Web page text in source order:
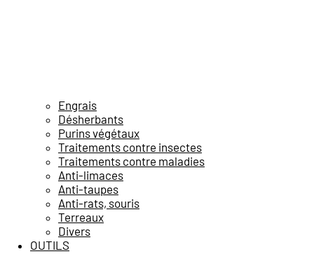
Engrais
Désherbants
Purins végétaux
Traitements contre insectes
Traitements contre maladies
Anti-limaces
Anti-taupes
Anti-rats, souris
Terreaux
Divers
OUTILS